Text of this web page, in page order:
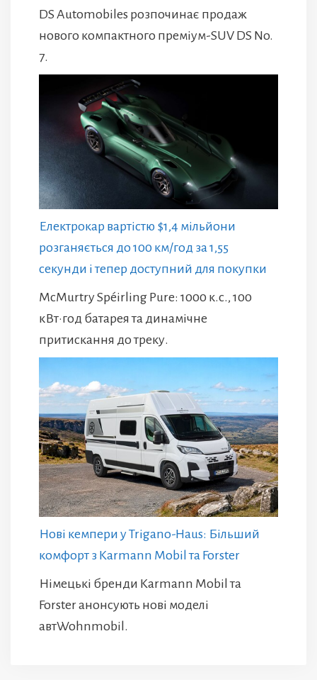
DS Automobiles розпочинає продаж
нового компактного преміум-SUV DS No.
7.
Електрокар вартістю $1,4 мільйони
розганяється до 100 км/год за 1,55
секунди і тепер доступний для покупки
McMurtry Spéirling Pure: 1000 к.с., 100
кВт·год батарея та динамічне
притискання до треку.
Нові кемпери у Trigano-Haus: Більший
комфорт з Karmann Mobil та Forster
Німецькі бренди Karmann Mobil та
Forster анонсують нові моделі
автWohnmobil.